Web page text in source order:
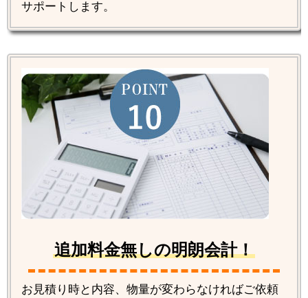
サポートします。
追加料金無しの明朗会計！
お見積り時と内容、物量が変わらなければご依頼